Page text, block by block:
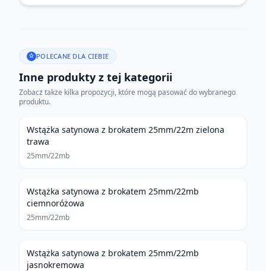
POLECANE DLA CIEBIE
Inne produkty z tej kategorii
Zobacz także kilka propozycji, które mogą pasować do wybranego
produktu.
Wstążka satynowa z brokatem 25mm/22m zielona
trawa
25mm/22mb
Wstążka satynowa z brokatem 25mm/22mb
ciemnoróżowa
25mm/22mb
Wstążka satynowa z brokatem 25mm/22mb
jasnokremowa